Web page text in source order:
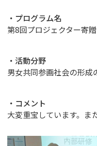
・プログラム名
第8回プロジェクター寄
・活動分野
男女共同参画社会の形成
・コメント
大変重宝しています。ま